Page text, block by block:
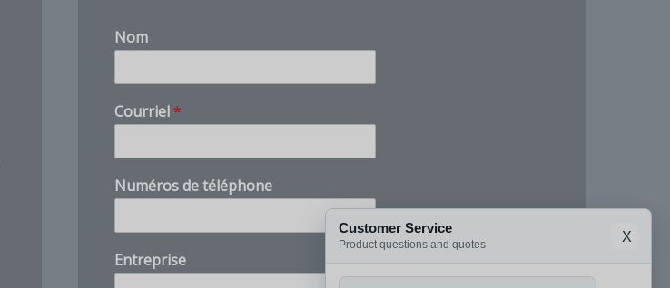
Nom
Courriel *
q
u
n
t
i
Numéros de téléphone
Entreprise
Customer Service
Product questions and quotes
X